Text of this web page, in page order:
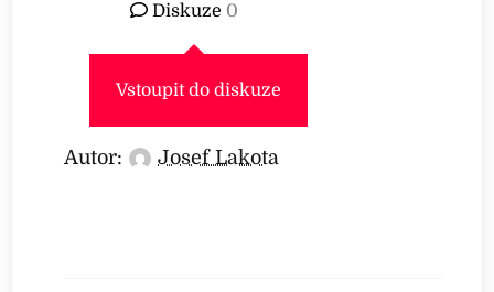
Diskuze 0
Vstoupit do diskuze
Autor: Josef Lakota